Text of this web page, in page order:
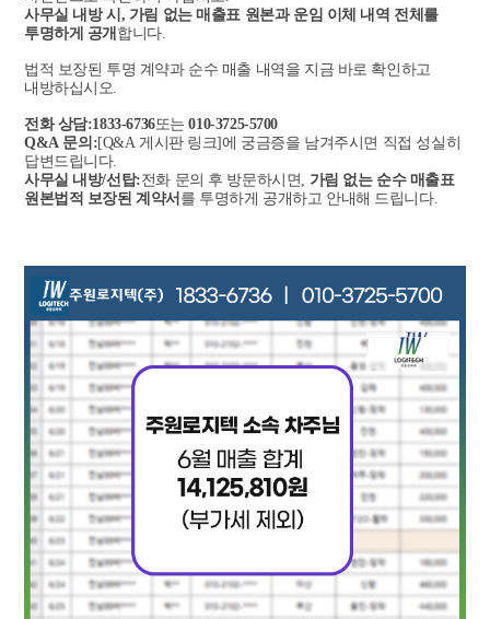
사무실 내방 시 , 가림 없는 매출표 원본과 운임 이체 내역 전체를
투명하게 공개 합니다.
법적 보장된 투명 계약과 순수 매출 내역을 지금 바로 확인하고
내방하십시오.
전화 상담:1833-6736또는010-3725-5700
Q&A 문의 :[Q&A 게시판 링크]에 궁금증을 남겨주시면 직접 성실히
답변드립니다.
사무실 내방/선탑:전화 문의 후 방문하시면, 가림 없는 순수 매출표
원본법적 보장된 계약서 를 투명하게 공개하고 안내해 드립니다.